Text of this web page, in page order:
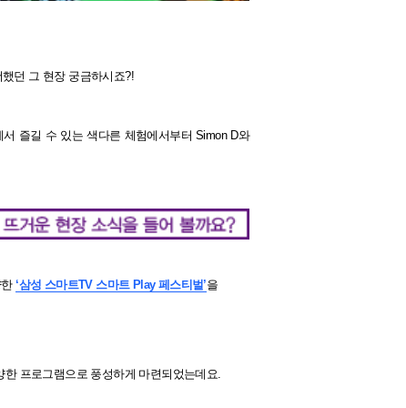
던 그 현장 궁금하시죠?!
즐길 수 있는 색다른 체험에서부터 Simon D와
한‘삼성 스마트TV 스마트 Play 페스티벌’을
프로그램으로 풍성하게 마련되었는데요.